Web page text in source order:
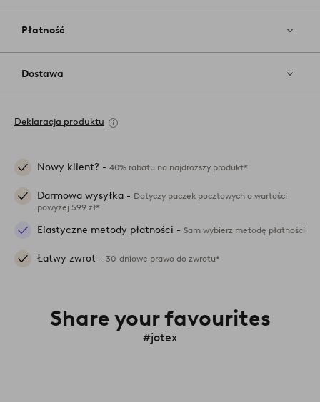
Płatność
Dostawa
Deklaracja produktu
Nowy klient? - 40% rabatu na najdroższy produkt*
Darmowa wysyłka - Dotyczy paczek pocztowych o wartości
powyżej 599 zł*
Elastyczne metody płatności - Sam wybierz metodę płatności
Łatwy zwrot - 30-dniowe prawo do zwrotu*
Share your favourites
#jotex